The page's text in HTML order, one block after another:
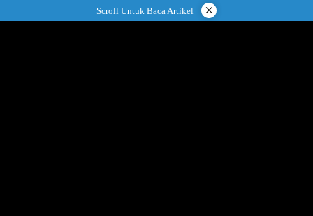
ke
Scroll Untuk Baca Artikel ×